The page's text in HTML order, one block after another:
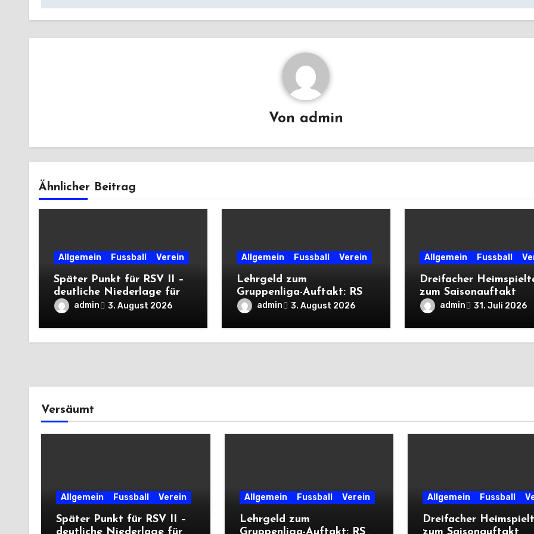
Von admin
Ähnlicher Beitrag
Allgemein Fussball Verein
Später Punkt für RSV II –
deutliche Niederlage für
die Dritte
admin 3. August 2026
Allgemein Fussball Verein
Lehrgeld zum
Gruppenliga-Auftakt: RSV
unterliegt Cleeberg
deutlich
admin 3. August 2026
Allgemein Fussball
Dreifacher
zum Saisonauftakt
admin 31. Juli 2026
Versäumt
Allgemein Fussball Verein
Später Punkt für RSV II –
Allgemein Fussball Verein
Lehrgeld zum
Allgemein Fussball
Dreifacher